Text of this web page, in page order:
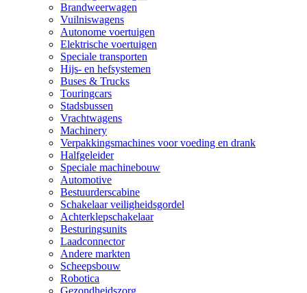
Brandweerwagen
Vuilniswagens
Autonome voertuigen
Elektrische voertuigen
Speciale transporten
Hijs- en hefsystemen
Buses & Trucks
Touringcars
Stadsbussen
Vrachtwagens
Machinery
Verpakkingsmachines voor voeding en drank
Halfgeleider
Speciale machinebouw
Automotive
Bestuurderscabine
Schakelaar veiligheidsgordel
Achterklepschakelaar
Besturingsunits
Laadconnector
Andere markten
Scheepsbouw
Robotica
Gezondheidszorg